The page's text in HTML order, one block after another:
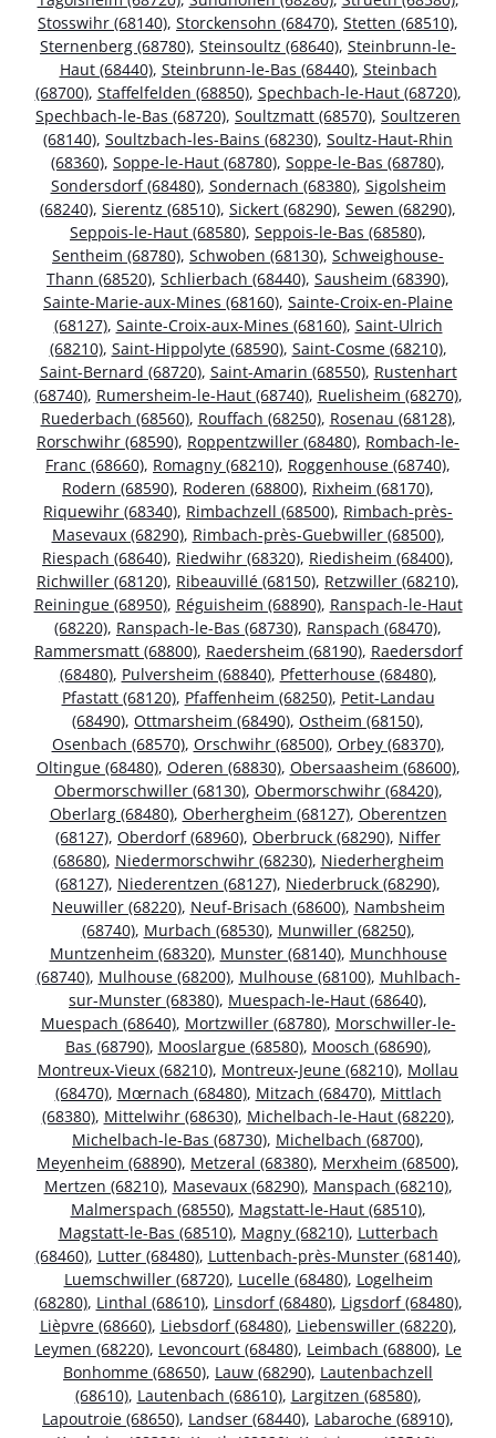
Stosswihr (68140), Storckensohn (68470), Stetten (68510),
Sternenberg (68780), Steinsoultz (68640), Steinbrunn-le-
Haut (68440), Steinbrunn-le-Bas (68440), Steinbach
(68700), Staffelfelden (68850), Spechbach-le-Haut (68720),
Spechbach-le-Bas (68720), Soultzmatt (68570), Soultzeren
(68140), Soultzbach-les-Bains (68230), Soultz-Haut-Rhin
(68360), Soppe-le-Haut (68780), Soppe-le-Bas (68780),
Sondersdorf (68480), Sondernach (68380), Sigolsheim
(68240), Sierentz (68510), Sickert (68290), Sewen (68290),
Seppois-le-Haut (68580), Seppois-le-Bas (68580),
Sentheim (68780), Schwoben (68130), Schweighouse-
Thann (68520), Schlierbach (68440), Sausheim (68390),
Sainte-Marie-aux-Mines (68160), Sainte-Croix-en-Plaine
(68127), Sainte-Croix-aux-Mines (68160), Saint-Ulrich
(68210), Saint-Hippolyte (68590), Saint-Cosme (68210),
Saint-Bernard (68720), Saint-Amarin (68550), Rustenhart
(68740), Rumersheim-le-Haut (68740), Ruelisheim (68270),
Ruederbach (68560), Rouffach (68250), Rosenau (68128),
Rorschwihr (68590), Roppentzwiller (68480), Rombach-le-
Franc (68660), Romagny (68210), Roggenhouse (68740),
Rodern (68590), Roderen (68800), Rixheim (68170),
Riquewihr (68340), Rimbachzell (68500), Rimbach-près-
Masevaux (68290), Rimbach-près-Guebwiller (68500),
Riespach (68640), Riedwihr (68320), Riedisheim (68400),
Richwiller (68120), Ribeauvillé (68150), Retzwiller (68210),
Reiningue (68950), Réguisheim (68890), Ranspach-le-Haut
(68220), Ranspach-le-Bas (68730), Ranspach (68470),
Rammersmatt (68800), Raedersheim (68190), Raedersdorf
(68480), Pulversheim (68840), Pfetterhouse (68480),
Pfastatt (68120), Pfaffenheim (68250), Petit-Landau
(68490), Ottmarsheim (68490), Ostheim (68150),
Osenbach (68570), Orschwihr (68500), Orbey (68370),
Oltingue (68480), Oderen (68830), Obersaasheim (68600),
Obermorschwiller (68130), Obermorschwihr (68420),
Oberlarg (68480), Oberhergheim (68127), Oberentzen
(68127), Oberdorf (68960), Oberbruck (68290), Niffer
(68680), Niedermorschwihr (68230), Niederhergheim
(68127), Niederentzen (68127), Niederbruck (68290),
Neuwiller (68220), Neuf-Brisach (68600), Nambsheim
(68740), Murbach (68530), Munwiller (68250),
Muntzenheim (68320), Munster (68140), Munchhouse
(68740), Mulhouse (68200), Mulhouse (68100), Muhlbach-
sur-Munster (68380), Muespach-le-Haut (68640),
Muespach (68640), Mortzwiller (68780), Morschwiller-le-
Bas (68790), Mooslargue (68580), Moosch (68690),
Montreux-Vieux (68210), Montreux-Jeune (68210), Mollau
(68470), Mœrnach (68480), Mitzach (68470), Mittlach
(68380), Mittelwihr (68630), Michelbach-le-Haut (68220),
Michelbach-le-Bas (68730), Michelbach (68700),
Meyenheim (68890), Metzeral (68380), Merxheim (68500),
Mertzen (68210), Masevaux (68290), Manspach (68210),
Malmerspach (68550), Magstatt-le-Haut (68510),
Magstatt-le-Bas (68510), Magny (68210), Lutterbach
(68460), Lutter (68480), Luttenbach-près-Munster (68140),
Luemschwiller (68720), Lucelle (68480), Logelheim
(68280), Linthal (68610), Linsdorf (68480), Ligsdorf (68480),
Lièpvre (68660), Liebsdorf (68480), Liebenswiller (68220),
Leymen (68220), Levoncourt (68480), Leimbach (68800), Le
Bonhomme (68650), Lauw (68290), Lautenbachzell
(68610), Lautenbach (68610), Largitzen (68580),
Lapoutroie (68650), Landser (68440), Labaroche (68910),